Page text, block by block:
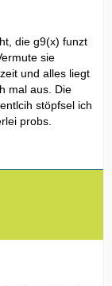
die g9(x) funzt
sie
und alles liegt
mal aus. Die
stöpfsel ich
probs.